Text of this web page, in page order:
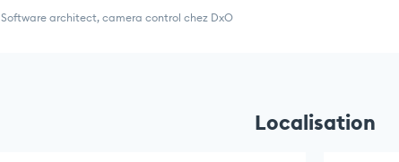
Software architect, camera control chez DxO
Localisation